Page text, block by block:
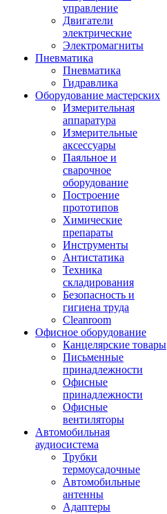
управление
Двигатели
электрические
Электромагниты
Пневматика
Пневматика
Гидравлика
Оборудование мастерских
Измерительная
аппаратура
Измерительные
аксессуары
Паяльное и
сварочное
оборудование
Построение
прототипов
Химические
препараты
Инструменты
Aнтистатика
Техника
складирования
Безопасность и
гигиена труда
Cleanroom
Офисное оборудование
Канцелярские товары
Письменные
принадлежности
Офисные
принадлежности
Офисные
вентиляторы
Автомобильная
аудиосистема
Трубки
термоусадочные
Автомобильные
антенны
Адаптеры